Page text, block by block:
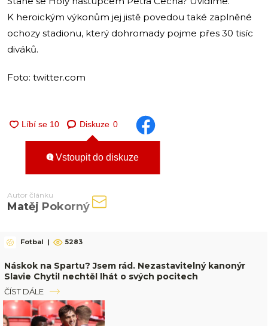
K heroickým výkonům jej jistě povedou také zaplněné
ochozy stadionu, který dohromady pojme přes 30 tisíc
diváků.
Foto: twitter.com
Diskuze 0
Vstoupit do diskuze
Autor článku
Matěj Pokorný
Fotbal | 5283
Náskok na Spartu? Jsem rád. Nezastavitelný kanonýr
Slavie Chytil nechtěl lhát o svých pocitech
ČÍST DÁLE